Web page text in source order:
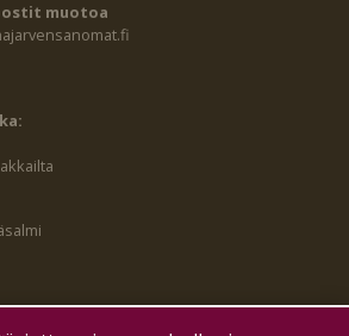
muotoa